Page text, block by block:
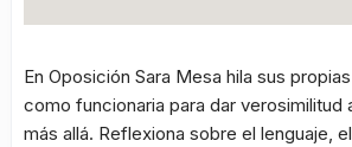
En Oposición Sara Mesa hila sus
como funcionaria para dar verosimilitud
más allá. Reflexiona sobre el lenguaje,